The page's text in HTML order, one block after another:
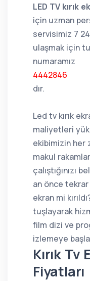
LED TV kırık
için uzman
servisimiz 7
ulaşmak için
numaramız
4442846
dır.
Led tv kırık
maliyetleri
ekibimizin her
makul
çalıştığınızı
an önce
ekran mi
tuşlayarak
film dizi ve
izlemeye
Kırık
Fiyatları